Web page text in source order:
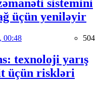
sistemini
üçün yeniləyir
00:48 504
texnoloji yarış
üçün riskləri